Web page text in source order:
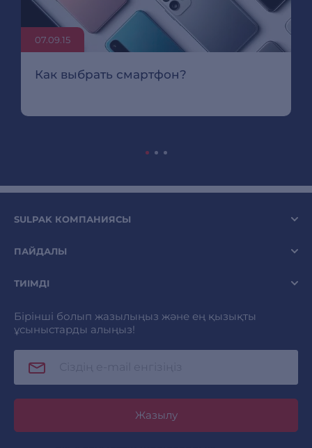
07.09.15
Как выбрать смартфон?
SULPAK КОМПАНИЯСЫ
ПАЙДАЛЫ
ТИІМДІ
Бірінші болып жазылыңыз және ең қызықты
ұсыныстарды алыңыз!
Жазылу